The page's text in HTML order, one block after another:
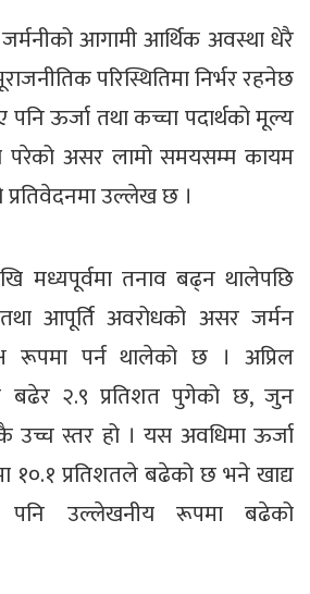
आगामी आर्थिक अवस्था धेरै
परिस्थितिमा निर्भर रहनेछ
ऊर्जा तथा कच्चा पदार्थको मूल्य
परेको असर लामो समयसम्म कायम
उल्लेख छ ।
मध्यपूर्वमा तनाव बढ्न थालेपछि
आपूर्ति अवरोधको असर जर्मन
रूपमा पर्न थालेको छ । अप्रिल
बढेर २.९ प्रतिशत पुगेको छ, जुन
स्तर हो । यस अवधिमा ऊर्जा
१०.१ प्रतिशतले बढेको छ भने खाद्य
पनि उल्लेखनीय रूपमा बढेको